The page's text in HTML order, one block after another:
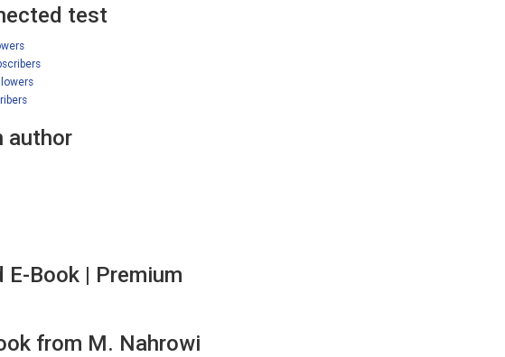
test
author
E-Book | Premium
from M. Nahrowi